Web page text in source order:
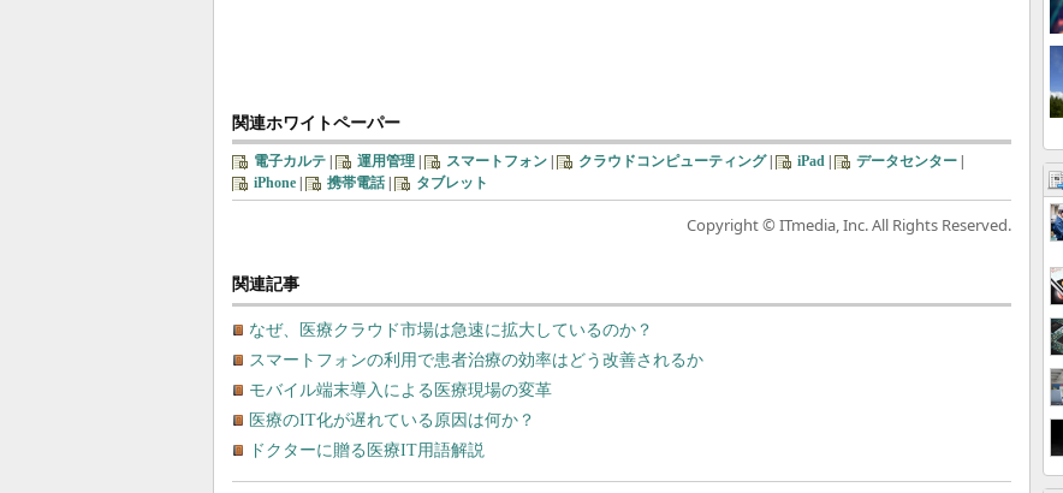
関連ホワイトペーパー
電子カルテ 運用管理 スマートフォン クラウドコンピューティング| iPad データセンター
iPhone
携帯電話| タブレット
Copyright © ITmedia, Inc. All Rights Reserved.
関連記事
なぜ、医療クラウド市場は急速に拡大しているのか？
スマートフォンの利用で患者治療の効率はどう改善されるか
モバイル端末導入による医療現場の変革
医療のIT化が遅れている原因は何か？
ドクターに贈る医療IT用語解説